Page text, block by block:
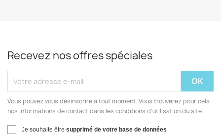
Recevez nos offres spéciales
Vous pouvez vous désinscrire à tout moment. Vous trouverez pour cela
nos informations de contact dans les conditions d'utilisation du site.
Je souhaite être supprimé de votre base de données